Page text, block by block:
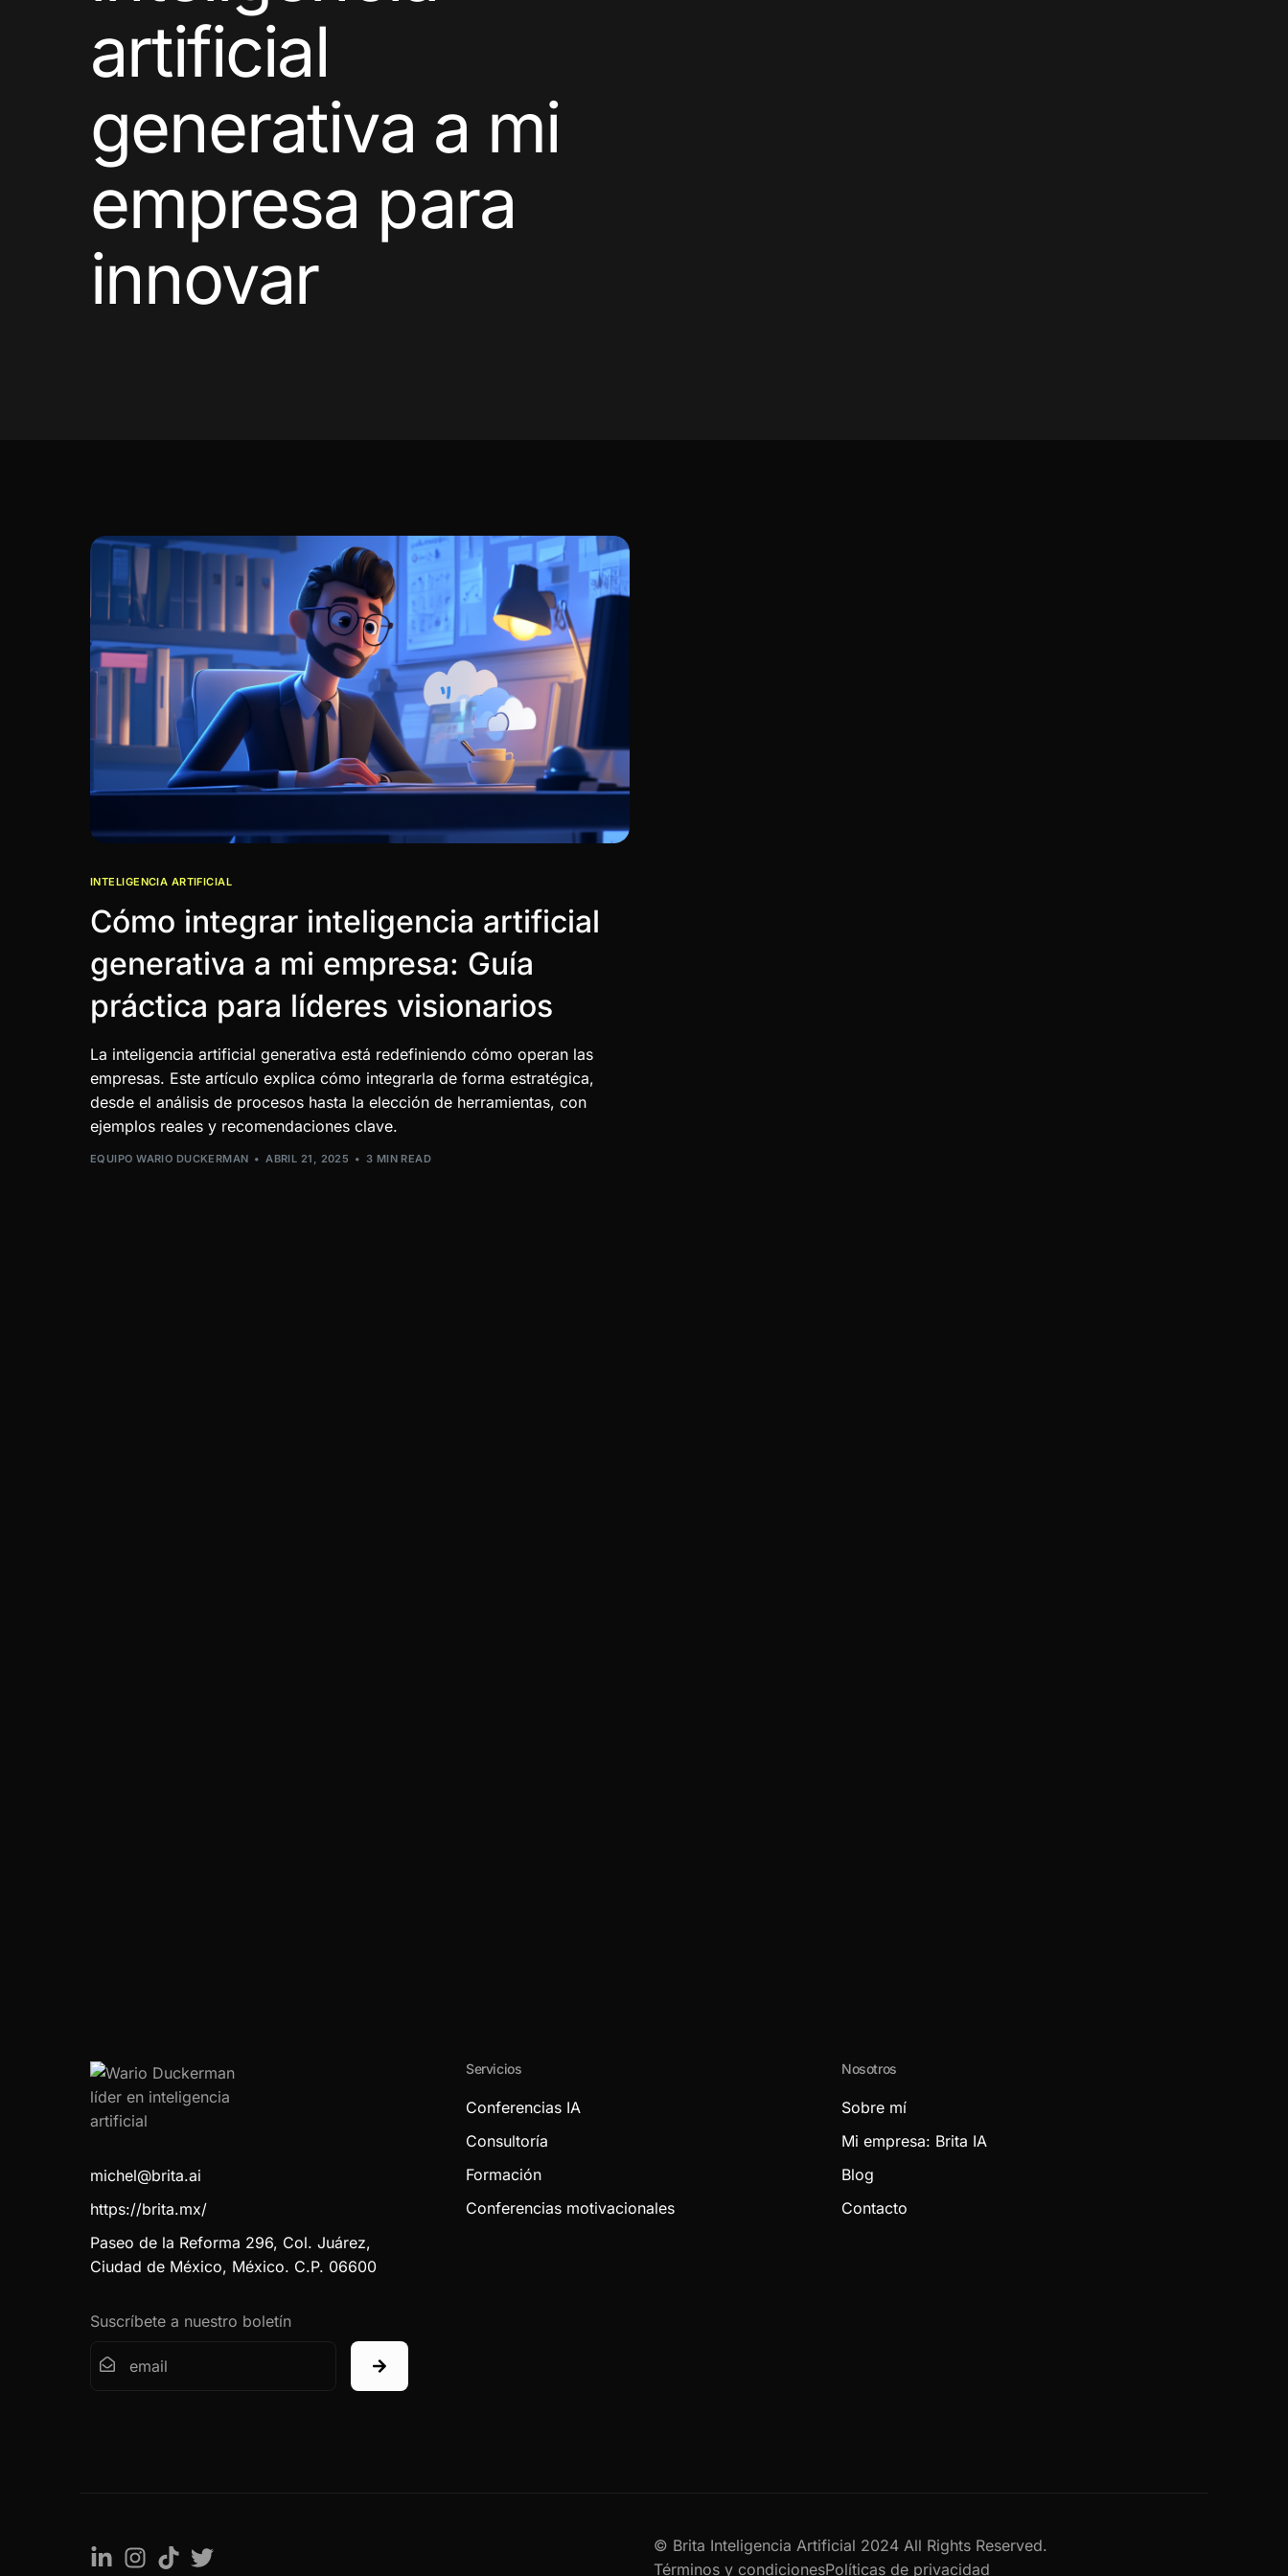
artificial
generativa a mi
empresa para
innovar
INTELIGENCIA ARTIFICIAL
Cómo integrar inteligencia artificial
generativa a mi empresa: Guía
práctica para líderes visionarios
La inteligencia artificial generativa está redefiniendo cómo operan las
empresas. Este artículo explica cómo integrarla de forma estratégica,
desde el análisis de procesos hasta la elección de herramientas, con
ejemplos reales y recomendaciones clave.
EQUIPO WARIO DUCKERMAN ABRIL 21, 2025 3 MIN READ
michel@brita.ai
https://brita.mx/
Paseo de la Reforma 296, Col. Juárez,
Ciudad de México, México. C.P. 06600
Suscríbete a nuestro boletín
Servicios
Conferencias IA
Consultoría
Formación
Conferencias motivacionales
Nosotros
Sobre mí
Mi empresa: Brita IA
Blog
Contacto
© Brita Inteligencia Artificial 2024 All Rights Reserved.
Términos y condicionesPolíticas de privacidad